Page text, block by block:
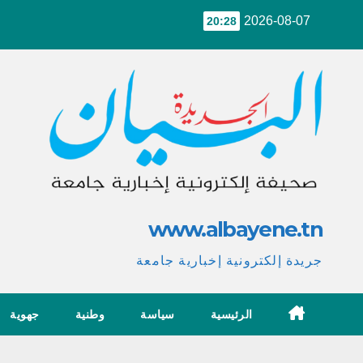
2026-08-07
20:28
www.albayene.tn
جريدة إلكترونية إخبارية جامعة
الرئيسية سياسة وطنية جهوية